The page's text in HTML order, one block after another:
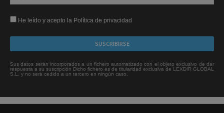
He leído y acepto la Política de privacidad
Sus datos serán incorporados a un fichero automatizado con el objeto exclusivo de dar
respuesta a su suscripción Dicho fichero es de titularidad exclusiva de LEXDIR GLOBAL
S.L. y no será cedido a un tercero en ningún caso.